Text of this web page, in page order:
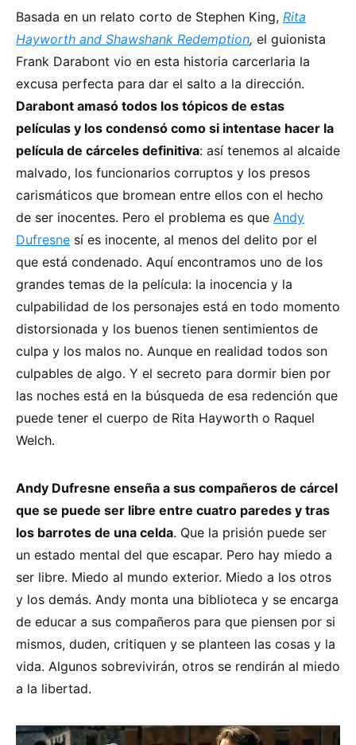
Basada en un relato corto de Stephen King, Rita
Hayworth and Shawshank Redemption, el guionista
Frank Darabont vio en esta historia carcerlaria la
excusa perfecta para dar el salto a la dirección.
Darabont amasó todos los tópicos de estas
películas y los condensó como si intentase hacer la
película de cárceles definitiva: así tenemos al alcaide
malvado, los funcionarios corruptos y los presos
carismáticos que bromean entre ellos con el hecho
de ser inocentes. Pero el problema es que Andy
Dufresne sí es inocente, al menos del delito por el
que está condenado. Aquí encontramos uno de los
grandes temas de la película: la inocencia y la
culpabilidad de los personajes está en todo momento
distorsionada y los buenos tienen sentimientos de
culpa y los malos no. Aunque en realidad todos son
culpables de algo. Y el secreto para dormir bien por
las noches está en la búsqueda de esa redención que
puede tener el cuerpo de Rita Hayworth o Raquel
Welch.
Andy Dufresne enseña a sus compañeros de cárcel
que se puede ser libre entre cuatro paredes y tras
los barrotes de una celda. Que la prisión puede ser
un estado mental del que escapar. Pero hay miedo a
ser libre. Miedo al mundo exterior. Miedo a los otros
y los demás. Andy monta una biblioteca y se encarga
de educar a sus compañeros para que piensen por si
mismos, duden, critiquen y se planteen las cosas y la
vida. Algunos sobrevivirán, otros se rendirán al miedo
a la libertad.